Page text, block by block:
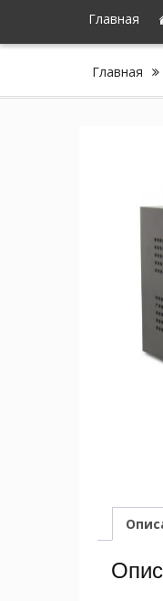
Главная
Главная